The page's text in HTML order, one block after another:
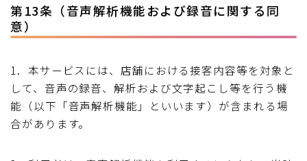
第13条（音声解析機能および録音に関する同
意）
1．本サービスには、店舗における接客内容等を対象と
して、音声の録音、解析および文字起こし等を行う機
能（以下「音声解析機能」といいます）が含まれる場
合があります。